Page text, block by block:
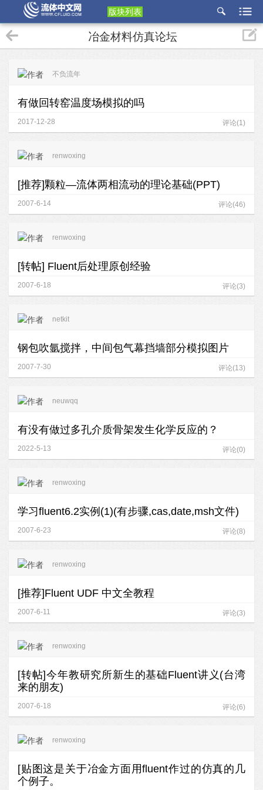
版块列表
etu
p
冶金材料仿真论坛
不负流年
有做回转窑温度场模拟的吗
2017-12-28 评论(1)
renwoxing
[推荐]颗粒—流体两相流动的理论基础(PPT)
2007-6-14 评论(46)
renwoxing
[转帖] Fluent后处理原创经验
2007-6-18 评论(3)
netkit
钢包吹氩搅拌，中间包气幕挡墙部分模拟图片
2007-7-30 评论(13)
neuwqq
有没有做过多孔介质骨架发生化学反应的？
2022-5-13 评论(0)
renwoxing
学习fluent6.2实例(1)(有步骤,cas,date,msh文件)
2007-6-23 评论(8)
renwoxing
[推荐]Fluent UDF 中文全教程
2007-6-11 评论(3)
renwoxing
[转帖]今年教研究所新生的基础Fluent讲义(台湾
来的朋友)
2007-6-18 评论(6)
renwoxing
[贴图这是关于冶金方面用fluent作过的仿真的几
个例子。